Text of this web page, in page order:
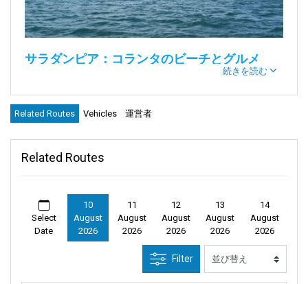
サラダンピア：コランタのビーチとグルメ
は、タイ南西の静かな海岸に隠された宝物のようなものです。
それは、誰も知らなかった貴重な宝石を見つけるようなもので
島の海岸に立って、信じられないほど長く美しい砂浜を見てい
るところを想像してください。ビーチは目の届く限り遠くまで
ようなものです。まるで魔法が目の前で起こっているかのよう
に感じます！
の美しさはビーチだけではありません。そ
れは、風景があまりにも魅力的で魔法のように感じられるおと
ぎ話の中に足を踏み入れるようなものです。どこを見ても、素
続きを読む
Related Routes Vehicles 運営者
Related Routes
Select
Date
10
August
2026
11
August
2026
12
August
2026
13
August
2026
14
August
2026
Filter